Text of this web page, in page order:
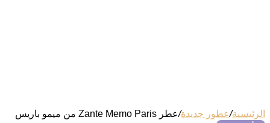
الرئيسية/عطور جديدة/عطر Zante Memo Paris من ميمو باريس